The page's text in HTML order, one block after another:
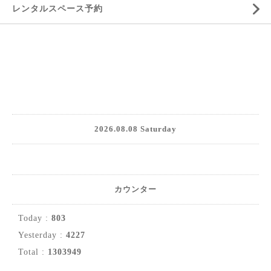
レンタルスペース予約
2026.08.08 Saturday
カウンター
Today : 803
Yesterday : 4227
Total : 1303949